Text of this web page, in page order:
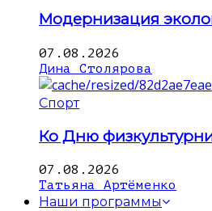
Модернизация
07.08.2026
Дина Столярова
Спорт
Ко Дню
07.08.2026
Татьяна Артёменко
Наши программы